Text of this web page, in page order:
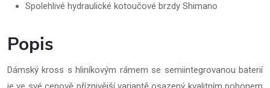
Spolehlivé hydraulické kotoučové brzdy Shimano
Popis
Dámský kross s hliníkovým rámem se semiintegrovanou baterií